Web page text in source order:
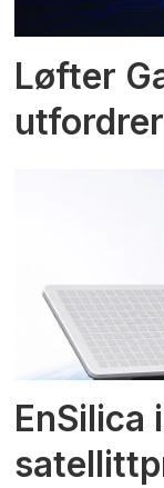
Løfter
EnSilica